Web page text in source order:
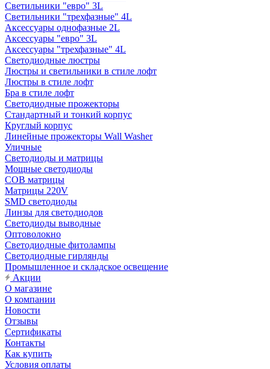
Светильники "евро" 3L
Светильники "трехфазные" 4L
Аксессуары однофазные 2L
Аксессуары "евро" 3L
Аксессуары "трехфазные" 4L
Светодиодные люстры
Люстры и светильники в стиле лофт
Люстры в стиле лофт
Бра в стиле лофт
Светодиодные прожекторы
Стандартный и тонкий корпус
Круглый корпус
Линейные прожекторы Wall Washer
Уличные
Светодиоды и матрицы
Мощные светодиоды
COB матрицы
Матрицы 220V
SMD светодиоды
Линзы для светодиодов
Светодиоды выводные
Оптоволокно
Светодиодные фитолампы
Светодиодные гирлянды
Промышленное и складское освещение
Акции
О магазине
О компании
Новости
Отзывы
Сертификаты
Контакты
Как купить
Условия оплаты